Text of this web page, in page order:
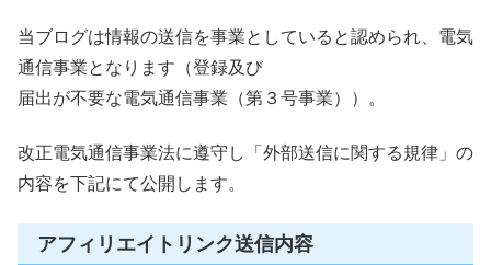
当ブログは情報の送信を事業としていると認められ、電気
通信事業となります（登録及び
届出が不要な電気通信事業（第３号事業））。
改正電気通信事業法に遵守し「外部送信に関する規律」の
内容を下記にて公開します。
アフィリエイトリンク送信内容